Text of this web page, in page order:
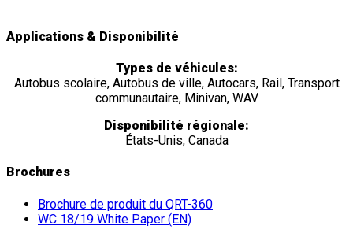
Applications & Disponibilité
Types de véhicules:
Autobus scolaire, Autobus de ville, Autocars, Rail, Transport
communautaire, Minivan, WAV
Disponibilité régionale:
États-Unis, Canada
Brochures
Brochure de produit du QRT-360
WC 18/19 White Paper (EN)